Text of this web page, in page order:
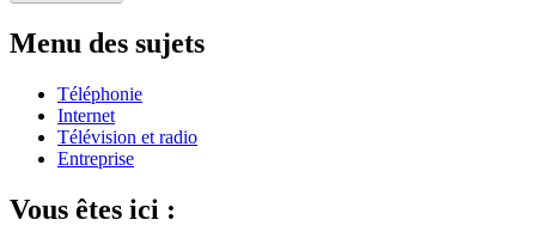
Menu des sujets
Téléphonie
Internet
Télévision et radio
Entreprise
Vous êtes ici :